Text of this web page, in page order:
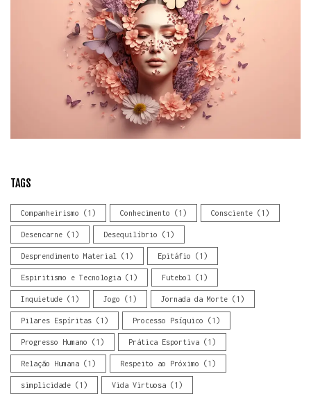
TAGS
Companheirismo (1) Conhecimento (1) Consciente (1)
Desencarne (1) Desequilíbrio (1)
Desprendimento Material (1) Epitáfio (1)
Espiritismo e Tecnologia (1) Futebol (1)
Inquietude (1) Jogo (1) Jornada da Morte (1)
Pilares Espíritas (1) Processo Psíquico (1)
Progresso Humano (1) Prática Esportiva (1)
Relação Humana (1) Respeito ao Próximo (1)
simplicidade (1) Vida Virtuosa (1)